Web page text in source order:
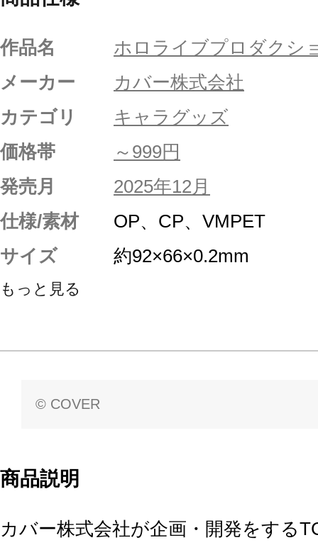
作品名
ホロライブプロダクシ
メーカー
カバー株式会社
カテゴリ
キャラグッズ
価格帯
～999円
発売月
2025年12月
仕様/素材
OP、CP、VMPET
サイズ
約92×66×0.2mm
もっと見る
© COVER
商品説明
カバー株式会社が企画・開発をする